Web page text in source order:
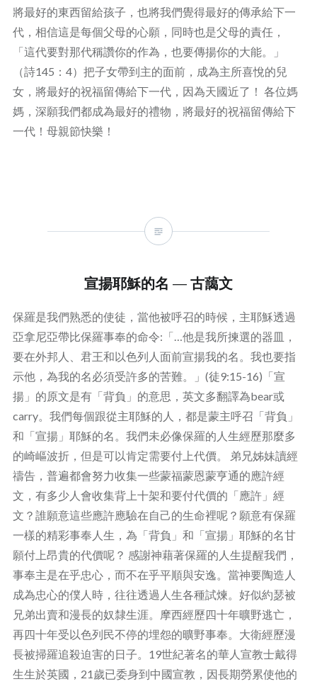
將最好的東西留給孩子，也將我們覺得最好的傳承給下一
代，相信這是每個父母的心願，同時也是父母的責任，
「這代要對那代稱讚你的作為，也要傳揚你的大能。」
（詩145：4）把子女帶到主的面前，成為主所喜悅的兒
女，將最好的祝福留傳給下一代，因為天國近了！ 各位媽
媽，深願我們都成為最好的禮物，將最好的祝福留傳給下
一代！母親節快樂！
宣揚耶穌的名 — 古藹文
保羅是我們熟悉的使徒，當他被呼召的時候，主耶穌透過
亞拿尼亞帶比保羅事奉的命令:「…他是我所揀選的器皿，
要在外邦人、君王和以色列人面前宣揚我的名。我也要指
示他，為我的名必須受許多的苦難。」(徒9:15-16)「宣
揚」的原文是有「背負」的意思，英文多翻譯為bear或
carry。我們每個跟從主耶穌的人，都是蒙主呼召「背負」
和「宣揚」耶穌的名。我們未必像保羅的人生經歷那麼多
的崎嶇波折，但是可以肯定需要付上代價。 弟兄姊妹讀經
禱告，普遍都會努力收集一些蒙福蒙恩蒙亨通的應許經
文，有多少人會收集背上十架和要付代價的「應許」經
文？誰願意這些應許應驗在自己的生命裡呢？願意有保羅
一樣的精彩事奉人生，為「背負」和「宣揚」耶穌的名甘
願付上昂貴的代價呢？ 感謝神藉著保羅的人生提醒我們，
事奉主是在乎忠心，而不在乎平順與安逸。當神要陶造人
成為忠心的僕人時，往往透過人生各種試煉。好似約瑟被
兄弟出賣和漫長的奴隸生涯。摩西經歷四十年曠野逃亡，
再四十年受以色列民不停的埋怨的曠野事奉。大衛經歷漫
長被掃羅追殺迫害的日子。19世紀著名的華人宣教士戴得
生生於英國，21歲已委身到中國宣教，因長期勞累使他的